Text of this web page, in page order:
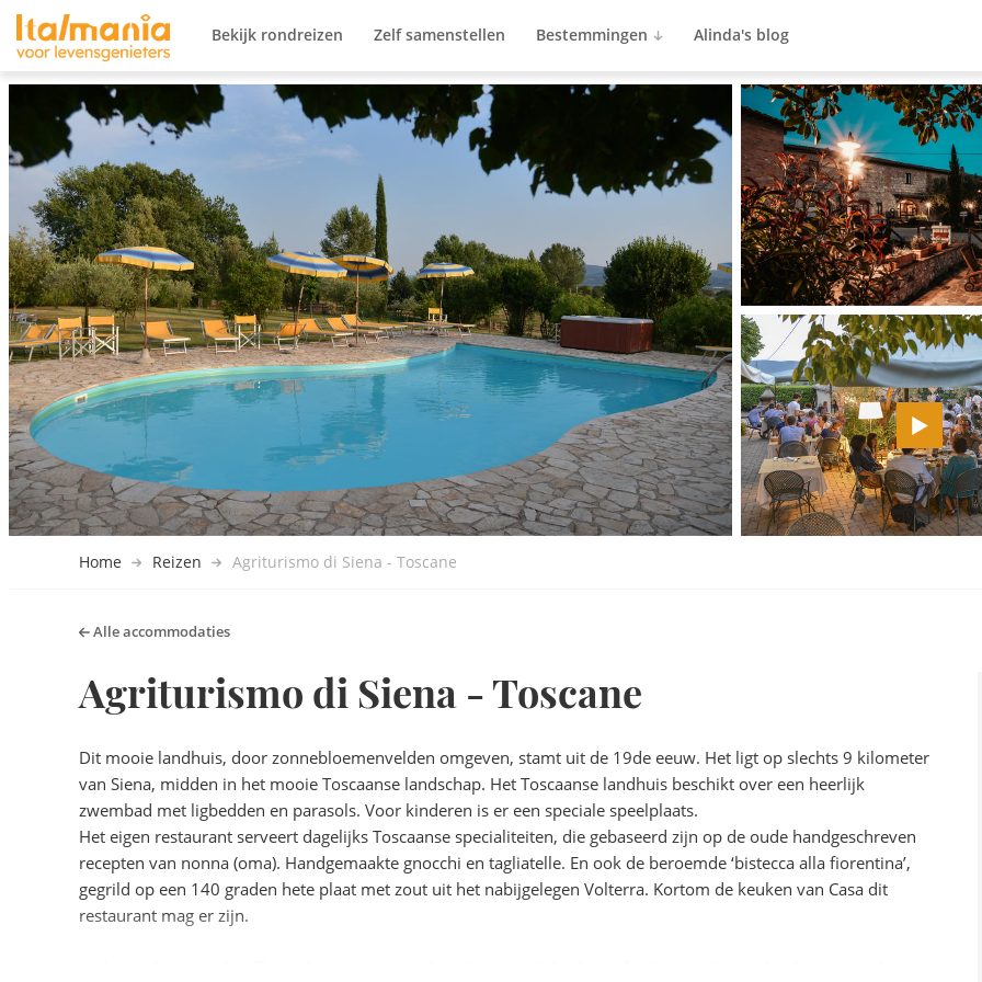
Ga naar content
Bekijk rondreizen Zelf samenstellen Bestemmingen Alinda's blog
Home Reizen Agriturismo di Siena - Toscane
Alle accommodaties
Agriturismo di Siena - Toscane
Dit mooie landhuis, door zonnebloemenvelden omgeven, stamt uit de 19de eeuw. Het ligt op slechts 9 kilometer
van Siena, midden in het mooie Toscaanse landschap. Het Toscaanse landhuis beschikt over een heerlijk
zwembad met ligbedden en parasols. Voor kinderen is er een speciale speelplaats.
Het eigen restaurant serveert dagelijks Toscaanse specialiteiten, die gebaseerd zijn op de oude handgeschreven
recepten van nonna (oma). Handgemaakte gnocchi en tagliatelle. En ook de beroemde ‘bistecca alla fiorentina’,
gegrild op een 140 graden hete plaat met zout uit het nabijgelegen Volterra. Kortom de keuken van Casa dit
restaurant mag er zijn.